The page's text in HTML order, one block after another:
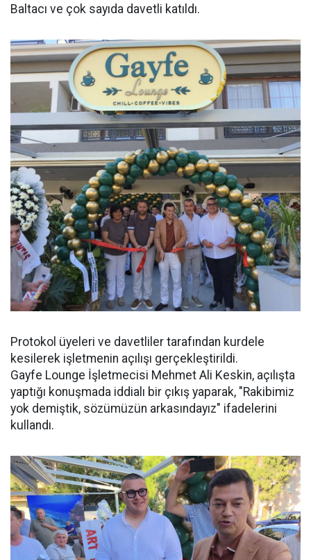
Baltacı ve çok sayıda davetli katıldı.
Protokol üyeleri ve davetliler tarafından kurdele
kesilerek işletmenin açılışı gerçekleştirildi.
Gayfe Lounge İşletmecisi Mehmet Ali Keskin, açılışta
yaptığı konuşmada iddialı bir çıkış yaparak, "Rakibimiz
yok demiştik, sözümüzün arkasındayız" ifadelerini
kullandı.